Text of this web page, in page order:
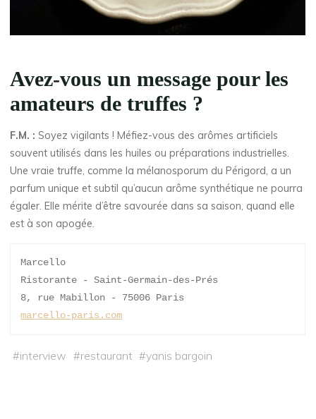
Avez-vous un message pour les
amateurs de truffes ?
F.M. : Soyez vigilants ! Méfiez-vous des arômes artificiels
souvent utilisés dans les huiles ou préparations industrielles.
Une vraie truffe, comme la mélanosporum du Périgord, a un
parfum unique et subtil qu’aucun arôme synthétique ne pourra
égaler. Elle mérite d’être savourée dans sa saison, quand elle
est à son apogée.
Marcello
Ristorante - Saint-Germain-des-Prés
marcello-paris.com
#interview #restaurant #yanis bargoin